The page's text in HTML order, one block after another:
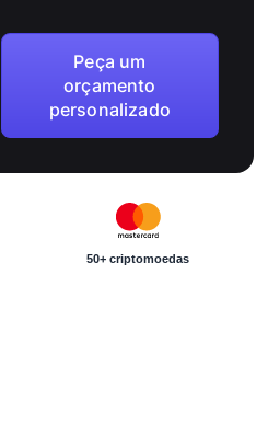
Peça um
orçamento
personalizado
50+ criptomoedas